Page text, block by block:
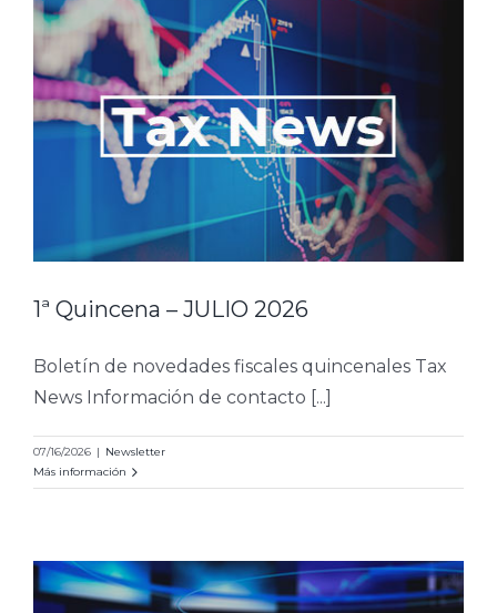
1ª Quincena – JULIO 2026
Boletín de novedades fiscales quincenales Tax
News Información de contacto [...]
07/16/2026 | Newsletter
Más información